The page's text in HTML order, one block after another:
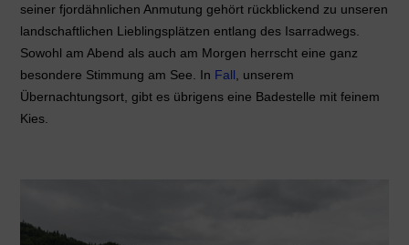
seiner fjordähnlichen Anmutung gehört rückblickend zu unseren
landschaftlichen Lieblingsplätzen entlang des Isarradwegs.
Sowohl am Abend als auch am Morgen herrscht eine ganz
besondere Stimmung am See. In Fall , unserem
Übernachtungsort, gibt es übrigens eine Badestelle mit feinem
Kies.